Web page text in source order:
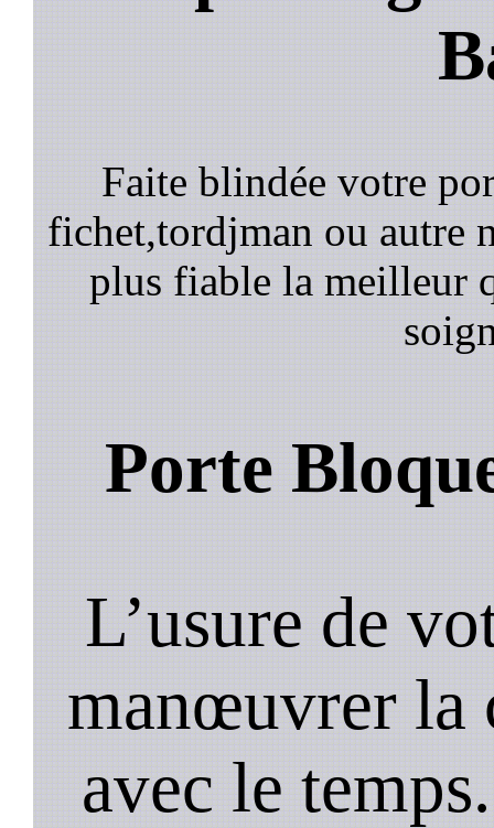
Faite blindée votre
fichet,tordjman ou autre
plus fiable la meilleur
Porte
L’usure de
manœuvrer la
avec le